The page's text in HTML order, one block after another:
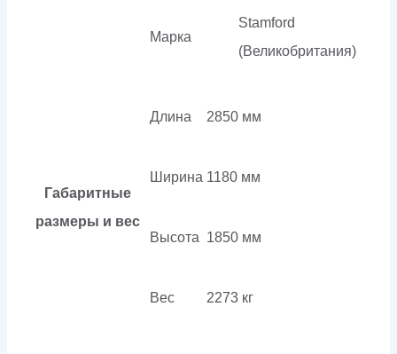
Марка
Stamford
(Великобритания)
Габаритные
размеры и вес
Длина 2850 мм
Ширина 1180 мм
Высота 1850 мм
Вес 2273 кг